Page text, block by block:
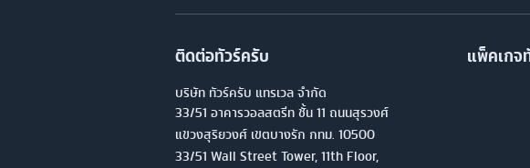
ติดต่อทัวร์ครับ
บริษัท ทัวร์ครับ แทรเวล จำกัด
33/51 อาคารวอลสตรีท ชั้น 11 ถนนสุรวงศ์
แขวงสุริยวงศ์ เขตบางรัก กทม. 10500
33/51 Wall Street Tower, 11th Floor,
แพ็คเกจ